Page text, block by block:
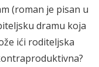
(roman je pisan u
dramu koja
ići roditeljska